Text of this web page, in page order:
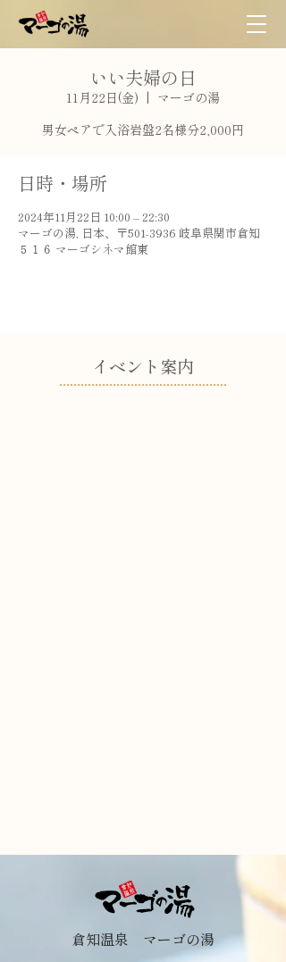
いい夫婦の日
11月22日(金)
  |
マーゴの湯
男女ペアで入浴岩盤2名様分2,000円
日時・場所
2024年11月22日 10:00 – 22:30
マーゴの湯, 日本、〒501-3936 岐阜県関市倉知
５１６ マーゴシネマ館東
​イベント案内
倉知温泉 マーゴの湯